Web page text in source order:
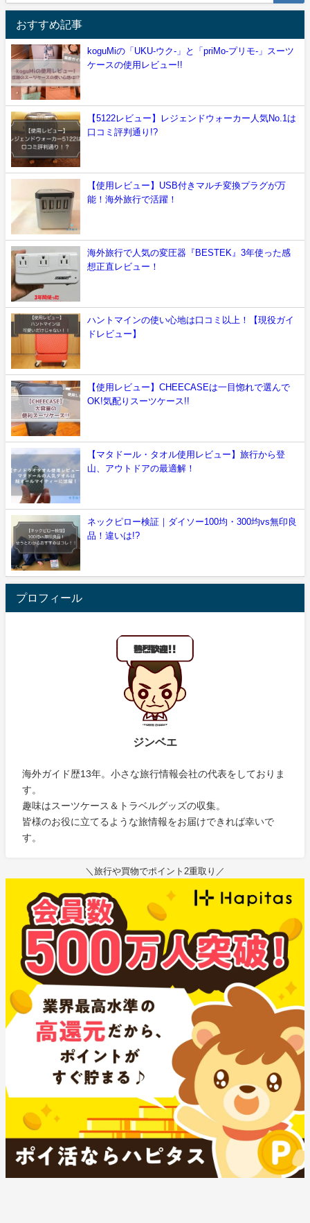
おすすめ記事
koguMiの「UKU-ウク-」と「priMo-プリモ-」スーツ
ケースの使用レビュー!!
【5122レビュー】レジェンドウォーカー人気No.1は
口コミ評判通り!?
【使用レビュー】USB付きマルチ変換プラグが万
能！海外旅行で活躍！
海外旅行で人気の変圧器『BESTEK』3年使った感
想正直レビュー！
ハントマインの使い心地は口コミ以上！【現役ガイ
ドレビュー】
【使用レビュー】CHEECASEは一目惚れで選んで
OK!気配りスーツケース!!
【マタドール・タオル使用レビュー】旅行から登
山、アウトドアの最適解！
ネックピロー検証｜ダイソー100均・300均vs無印良
品！違いは!?
プロフィール
ジンベエ
海外ガイド歴13年。小さな旅行情報会社の代表をしておりま
す。
趣味はスーツケース＆トラベルグッズの収集。
皆様のお役に立てるような旅情報をお届けできれば幸いで
す。
＼旅行や買物でポイント2重取り／